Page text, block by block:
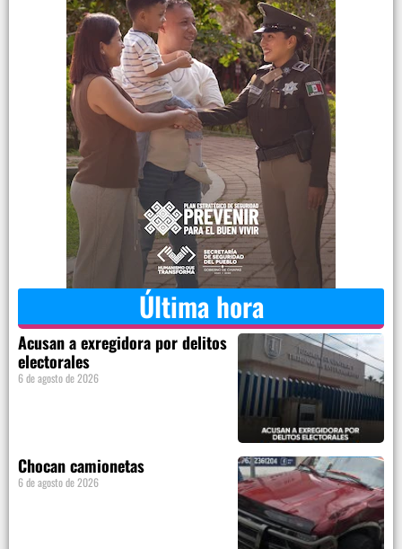
Última hora
Acusan a exregidora por delitos
electorales
6 de agosto de 2026
Chocan camionetas
6 de agosto de 2026